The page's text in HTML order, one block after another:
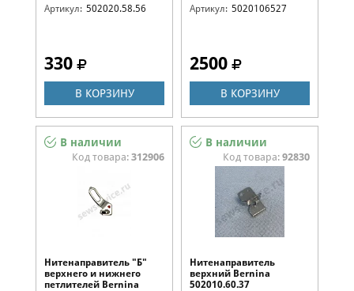
Артикул: 502020.58.56
330
В КОРЗИНУ
Артикул: 5020106527
2500
В КОРЗИНУ
Нитенаправитель "Б"
верхнего и нижнего
петлителей Bernina
В наличии
Код товара: 312906
Нитенаправитель
верхний Bernina
502010.60.37
В наличии
Код товара: 92830